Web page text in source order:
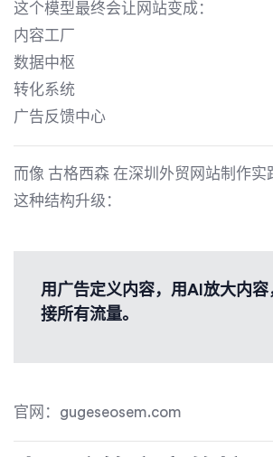
这个模型最终会让网站变成：
内容工厂
数据中枢
转化系统
广告反馈中心
而像 古格西森 在深圳外贸网站制作实
这种结构升级：
用广告定义内容，用AI放大内
接所有流量。
官网：gugeseosem.com